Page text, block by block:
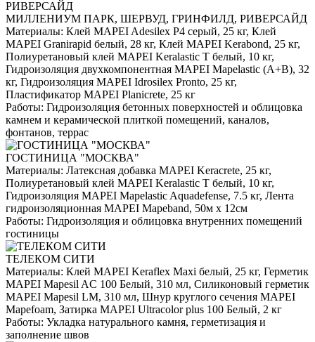
МИЛЛЕНИУМ ПАРК, ШЕРВУД, ГРИНФИЛД, РИВЕРСАЙД
Материалы: Клей MAPEI Adesilex P4 серый, 25 кг, Клей
MAPEI Granirapid белый, 28 кг, Клей MAPEI Kerabond, 25 кг,
Полиуретановый клей MAPEI Keralastic T белый, 10 кг,
Гидроизоляция двухкомпонентная MAPEI Mapelastic (А+B), 32
кг, Гидроизоляция MAPEI Idrosilex Pronto, 25 кг,
Пластификатор MAPEI Planicrete, 25 кг
Работы: Гидроизоляция бетонных поверхностей и облицовка
камнем и керамической плиткой помещений, каналов,
фонтанов, террас
ГОСТИНИЦА "МОСКВА"
Материалы: Латексная добавка MAPEI Keracrete, 25 кг,
Полиуретановый клей MAPEI Keralastic T белый, 10 кг,
Гидроизоляция MAPEI Mapelastic Aquadefense, 7.5 кг, Лента
гидроизоляционная MAPEI Mapeband, 50м x 12см
Работы: Гидроизоляция и облицовка внутренних помещений
гостиницы
ТЕЛЕКОМ СИТИ
Материалы: Клей MAPEI Keraflex Maxi белый, 25 кг, Герметик
MAPEI Mapesil AC 100 Белый, 310 мл, Силиконовый герметик
MAPEI Mapesil LM, 310 мл, Шнур круглого сечения MAPEI
Mapefoam, Затирка MAPEI Ultracolor plus 100 Белый, 2 кг
Работы: Укладка натурального камня, герметизация и
заполнение швов